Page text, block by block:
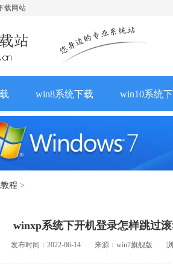
载网站
win8系统下载 win10系统
程 >
winxp系统下开机登录怎样跳过
发布时间：2022-06-14 来源：win7旗舰版